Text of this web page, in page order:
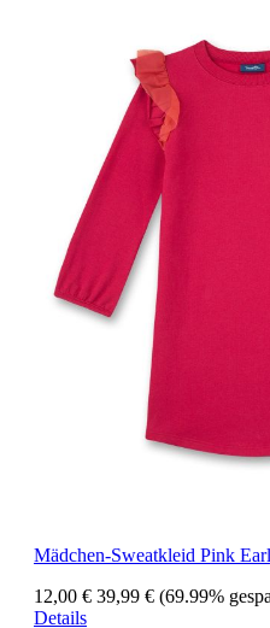
Mädchen-Sweatkleid Pink
12,00 € 39,99 € (69.99%
Details